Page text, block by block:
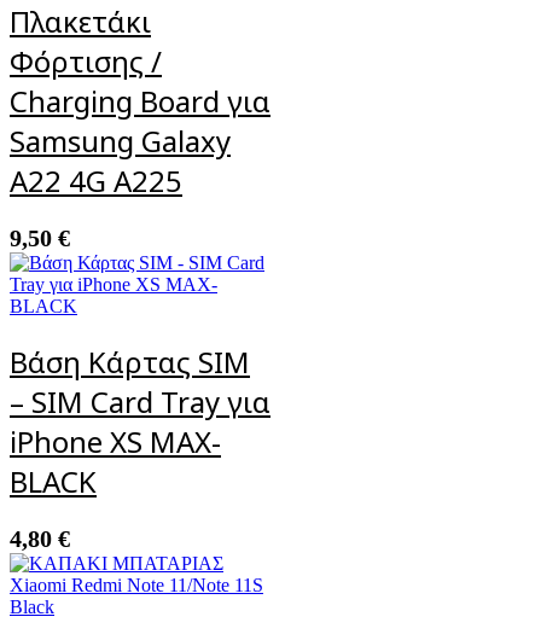
Πλακετάκι
Φόρτισης /
Charging Board για
Samsung Galaxy
A22 4G A225
9,50 €
Βάση Κάρτας SIM
– SIM Card Tray για
iPhone XS MAX-
BLACK
4,80 €